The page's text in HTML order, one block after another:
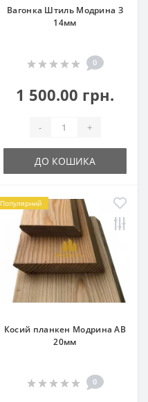
Вагонка Штиль Модрина З
14мм
0
1 500.00 грн.
- +
ДО КОШИКА
Популярний
Косий планкен Модрина АВ
20мм
0